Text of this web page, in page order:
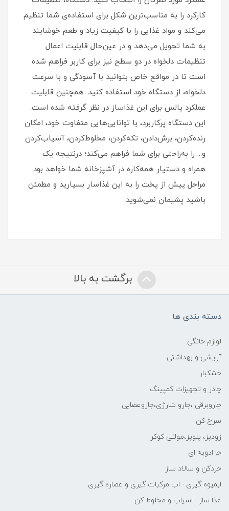
کارکرد را به مناسب‌ترین شکل برای استفاده‌ی شما تنظیم
می‌کند و مواد غذایی را با کیفیت زیاد و طعم خوشایند
به شما تحویل می‌دهد و در عین‌حال قابلیت اعمال
تنظیمات دلخواه در دو سطح نیز برای کاربر فراهم شده‌
است تا در مواقع خاص بتوانید با آسودگی و با سرعت
دلخواه، از دستگاه خود استفاده کنید. همچنین قابلیت
عملکرد پالس برای این غذاساز در نظر گرفته شده است.
این دستگاه پرکاربرد، با توانایی‌هایی متفاوت خود، امکان
رنده‌کردن، برش‌دادن، تکه‌کردن، مخلوط‌کردن، آسیاب‌کردن
و... را به‌راحتی برای شما فراهم می‌کند؛ درنتیجه یک
همراه و دستیار همه‌کاره در آشپزخانه شما خواهد بود.
مراحل پیش از پخت را به این غذاسار بسپارید و مطمئن
باشید پشیمان نمی‌شوید.
برگشت به بالا
دسته بندی ها
لوازم خانگی
آرایشی و بهداشتی
خشکبار
چادر و تجهیزات کمپینگ
جاروبرقی ،جارو شارژی،جاروعصایی
سرخ کن
زودپز، پلوپز،مولتی کوکر
جا ادویه ای
خردکن و سالاد ساز
ابمیوه گیری - اب مرکبات گیری و عصاره گیری
غذا ساز - اسیاب و مخلوط کن